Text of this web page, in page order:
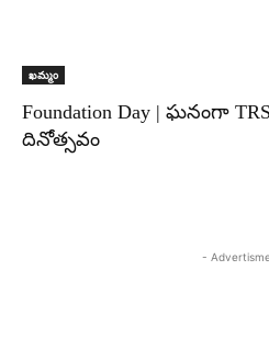
ఖమ్మం
Foundation Day | ఘనంగా
దినోత్సవం
-